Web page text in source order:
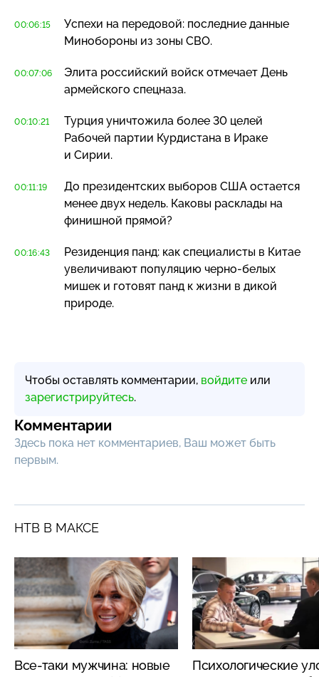
00:06:15
Успехи на передовой: последние данные
Минобороны из зоны СВО.
00:07:06
Элита российский войск отмечает День
армейского спецназа.
00:10:21
Турция уничтожила более 30 целей
Рабочей партии Курдистана в Ираке
и Сирии.
00:11:19
До президентских выборов США остается
менее двух недель. Каковы расклады на
финишной прямой?
00:16:43
Резиденция панд: как специалисты в Китае
увеличивают популяцию черно-белых
мишек и готовят панд к жизни в дикой
природе.
Чтобы оставлять комментарии, войдите или
зарегистрируйтесь.
Комментарии
Здесь пока нет комментариев, Ваш может быть
первым.
НТВ В МАКСЕ
Все-таки мужчина: новые
Психологические